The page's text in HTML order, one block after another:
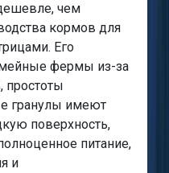
чем
кормов для
Его
фермы из-за
простоты
гранулы имеют
поверхность,
питание,
и